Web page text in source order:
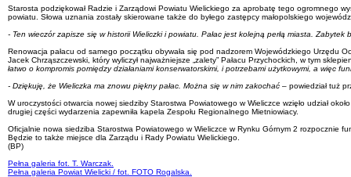
Starosta podziękował Radzie i Zarządowi Powiatu Wielickiego za aprobatę tego ogromnego
powiatu. Słowa uznania zostały skierowane także do byłego zastępcy małopolskiego
- Ten wieczór zapisze się w historii Wieliczki i powiatu. Pałac jest kolejną perłą miasta.
Renowacja pałacu od samego początku obywała się pod nadzorem Wojewódzkiego Urzędu
Jacek Chrząszczewski, który wyliczył najważniejsze „zalety” Pałacu Przychockich, w tym
łatwo o kompromis pomiędzy działaniami konserwatorskimi, i potrzebami użytkowymi, a więc
- Dziękuję, że Wieliczka ma znowu piękny pałac. Można się w nim zakochać – powiedział tuż
W uroczystości otwarcia nowej siedziby Starostwa Powiatowego w Wieliczce wzięło udział
drugiej części wydarzenia zapewniła kapela Zespołu Regionalnego Mietniowiacy.
Oficjalnie nowa siedziba Starostwa Powiatowego w Wieliczce w Rynku Górnym 2 rozpocznie
Będzie to także miejsce dla Zarządu i Rady Powiatu Wielickiego.
(BP)
Pełna galeria fot. T. Warczak.
Pełna galeria Powiat Wielicki / fot. FOTO Rogalska.